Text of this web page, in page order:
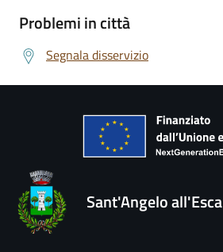
Problemi in città
Segnala disservizio
Sant'Angelo all'Esca